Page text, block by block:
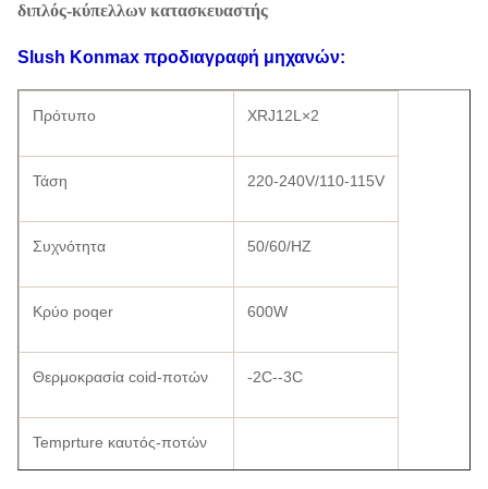
διπλός-κύπελλων κατασκευαστής
Slush Konmax προδιαγραφή μηχανών:
Πρότυπο XRJ12L×2
Τάση 220-240V/110-115V
Συχνότητα 50/60/HZ
Κρύο poqer 600W
Θερμοκρασία coid-ποτών -2C--3C
Temprture καυτός-ποτών